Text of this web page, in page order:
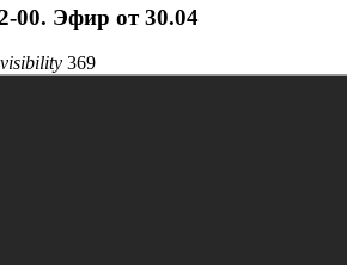
00. Эфир от 30.04
visibility 369